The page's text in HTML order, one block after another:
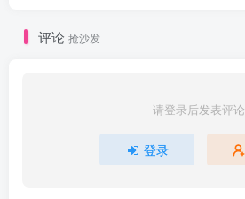
评论 抢沙发
请登录后发表评论
登录